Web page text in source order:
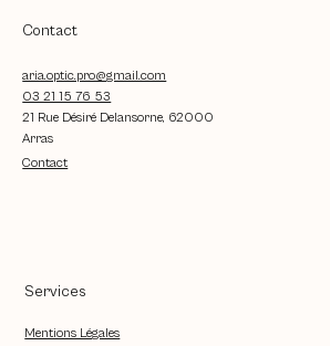
Contact
Contact
aria.optic.pro@gmail.com
03 21 15 76 53
21 Rue Désiré Delansorne, 62000
Arras
Services
Mentions Légales